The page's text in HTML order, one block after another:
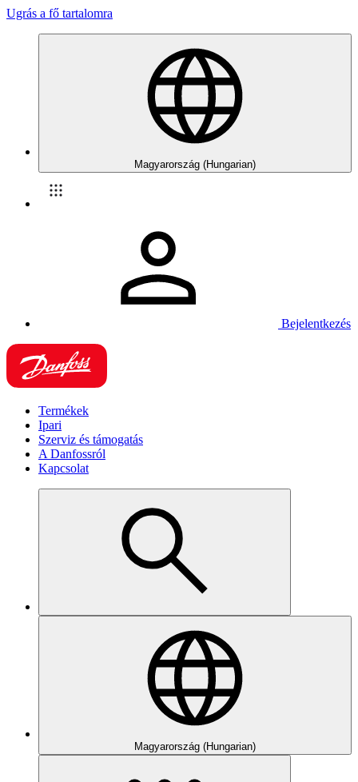
Ugrás a fő tartalomra
Magyarország (Hungarian)
Bejelentkezés
Termékek
Ipari
Szerviz és támogatás
A Danfossról
Kapcsolat
Magyarország (Hungarian)